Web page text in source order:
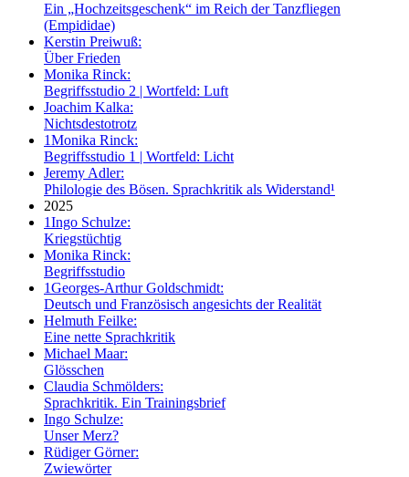
Ein „Hochzeitsgeschenk“ im Reich der Tanzfliegen
(Empididae)
Kerstin Preiwuß:
Über Frieden
Monika Rinck:
Begriffsstudio 2 | Wortfeld: Luft
Joachim Kalka:
Nichtsdestotrotz
1Monika Rinck:
Begriffsstudio 1 | Wortfeld: Licht
Jeremy Adler:
Philologie des Bösen. Sprachkritik als Widerstand¹
2025
1Ingo Schulze:
Kriegstüchtig
Monika Rinck:
Begriffsstudio
1Georges-Arthur Goldschmidt:
Deutsch und Französisch angesichts der Realität
Helmuth Feilke:
Eine nette Sprachkritik
Michael Maar:
Glösschen
Claudia Schmölders:
Sprachkritik. Ein Trainingsbrief
Ingo Schulze:
Unser Merz?
Rüdiger Görner:
Zwiewörter